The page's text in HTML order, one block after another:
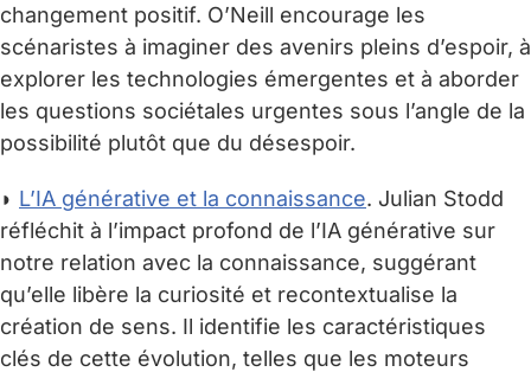
changement positif. O’Neill encourage les
scénaristes à imaginer des avenirs pleins d’espoir, à
explorer les technologies émergentes et à aborder
les questions sociétales urgentes sous l’angle de la
possibilité plutôt que du désespoir.
◗ L’IA générative et la connaissance. Julian Stodd
réfléchit à l’impact profond de l’IA générative sur
notre relation avec la connaissance, suggérant
qu’elle libère la curiosité et recontextualise la
création de sens. Il identifie les caractéristiques
clés de cette évolution, telles que les moteurs